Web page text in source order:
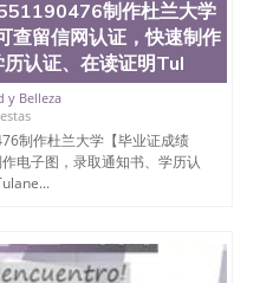
制作杜兰大学
查留信网认证，快速制作
认证、在读证明Tul
y Belleza
制作杜兰大学【毕业证成绩
电子图，录取通知书、学历认